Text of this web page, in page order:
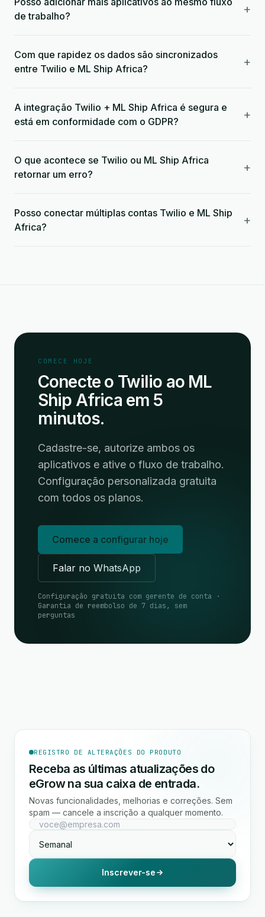
de trabalho?
+
Com que rapidez os dados são sincronizados
entre Twilio e ML Ship Africa?
+
A integração Twilio + ML Ship Africa é segura e
está em conformidade com o GDPR?
+
O que acontece se Twilio ou ML Ship Africa
retornar um erro?
+
Posso conectar múltiplas contas Twilio e ML Ship
Africa?
+
COMECE HOJE
Conecte o Twilio ao ML
Ship Africa em 5
minutos.
Cadastre-se, autorize ambos os
aplicativos e ative o fluxo de trabalho.
Configuração personalizada gratuita
com todos os planos.
Comece a configurar hoje
Falar no WhatsApp
Configuração gratuita com gerente de conta ·
Garantia de reembolso de 7 dias, sem
perguntas
REGISTRO DE ALTERAÇÕES DO PRODUTO
Receba as últimas atualizações do
eGrow na sua caixa de entrada.
Novas funcionalidades, melhorias e correções. Sem
spam — cancele a inscrição a qualquer momento.
Inscrever-se